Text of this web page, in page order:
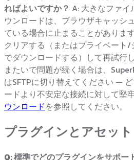
ればよいですか？ A: 大きなファ
ウンロードは、ブラウザキャッシ
ている場合に止まることがありま
クリアする（またはプライベート
でダウンロードする）して再試行
またいで問題が続く場合は、
はSFTPに切り替えてください —
ードより不安定な接続に対して堅牢
ウンロードを参照してください。
プラグインとアセット
Q: 標準でどのプラグインをサポー